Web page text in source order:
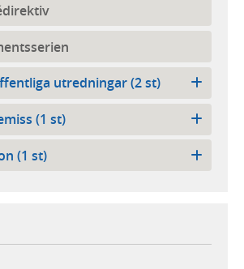
utredningar (2 st)
(1 st)
(1 st)